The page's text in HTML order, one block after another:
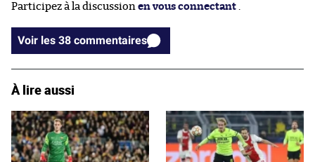
Participez à la discussion en vous connectant
Voir les 38 commentaires
À lire aussi